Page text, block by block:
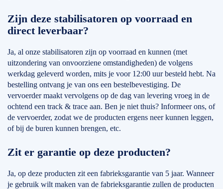
Zijn deze stabilisatoren op voorraad en
direct leverbaar?
Ja, al onze stabilisatoren zijn op voorraad en kunnen (met
uitzondering van onvoorziene omstandigheden) de volgens
werkdag geleverd worden, mits je voor 12:00 uur besteld hebt. Na
bestelling ontvang je van ons een bestelbevestiging. De
vervoerder maakt vervolgens op de dag van levering vroeg in de
ochtend een track & trace aan. Ben je niet thuis? Informeer ons, of
de vervoerder, zodat we de producten ergens neer kunnen leggen,
of bij de buren kunnen brengen, etc.
Zit er garantie op deze producten?
Ja, op deze producten zit een fabrieksgarantie van 5 jaar. Wanneer
je gebruik wilt maken van de fabrieksgarantie zullen de producten